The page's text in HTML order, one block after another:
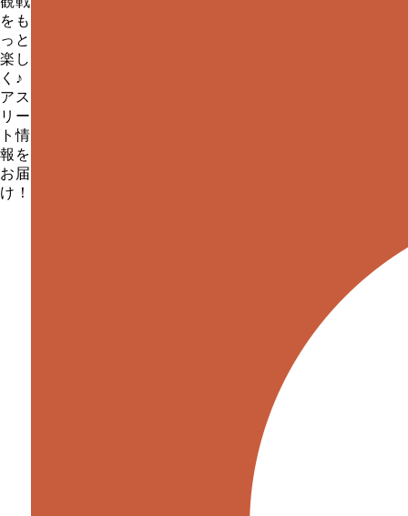
をも
っと
楽し
く♪
アス
リー
ト情
報を
お届
け！